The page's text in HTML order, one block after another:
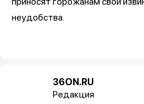
неудобства.
36ON.RU
Редакция